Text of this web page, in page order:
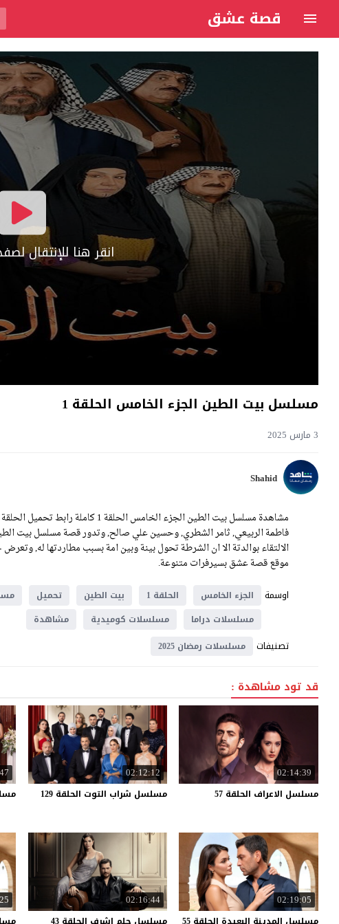
قصة عشق
انقر هنا للإنتقال
مسلسل بيت الطين الجزء الخامس الحلقة 1
3 مارس 2025
Shahid
فاطمة الربيعي, ثامر الشطري, وحسين علي صالح, وتدور قصة مسلسل بيت
موقع قصة عشق بسيرفرات متنوعة.
اوسمة
الجزء الخامس الحلقة 1 بيت الطين تحميل
مسلسلات دراما
مسلسلات كوميدية مشاهدة
تصنيفات مسلسلات رمضان 2025
قد تود مشاهدة :
02:14:39
مسلسل الاعراف الحلقة 57
02:12:12
مسلسل شراب التوت الحلقة 129
02:19:05
02:16:44